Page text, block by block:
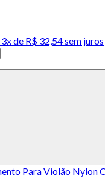
3x de R$ 32,54 sem juros